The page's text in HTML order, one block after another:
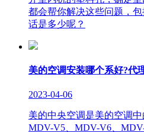
都会帮你解决这些问题，
话是多少呢？
美的空调安装哪个系好?代
2023-04-06
美的中央空调是美的空调
MDV-V5、MDV-V6、